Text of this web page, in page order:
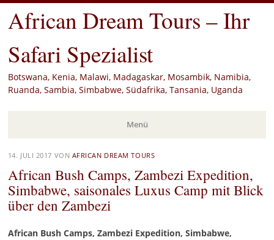
African Dream Tours – Ihr
Safari Spezialist
Botswana, Kenia, Malawi, Madagaskar, Mosambik, Namibia,
Ruanda, Sambia, Simbabwe, Südafrika, Tansania, Uganda
Menü
Zum
Inhalt
springen
14. JULI 2017 VON AFRICAN DREAM TOURS
African Bush Camps, Zambezi Expedition,
Simbabwe, saisonales Luxus Camp mit Blick
über den Zambezi
African Bush Camps, Zambezi Expedition, Simbabwe,